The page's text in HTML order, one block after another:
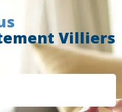
Villiers